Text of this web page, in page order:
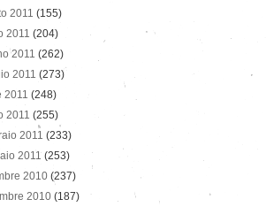
2011 (155)
2011 (204)
2011 (262)
2011 (273)
2011 (248)
2011 (255)
2011 (233)
2011 (253)
2010 (237)
2010 (187)